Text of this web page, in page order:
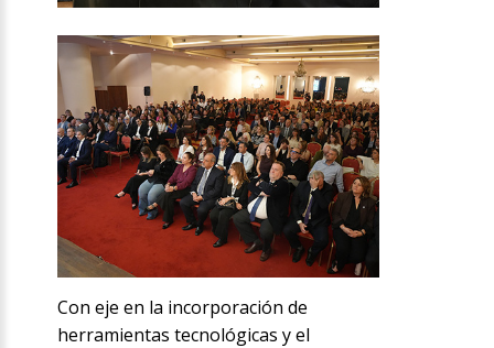
Con eje en la incorporación de
herramientas tecnológicas y el